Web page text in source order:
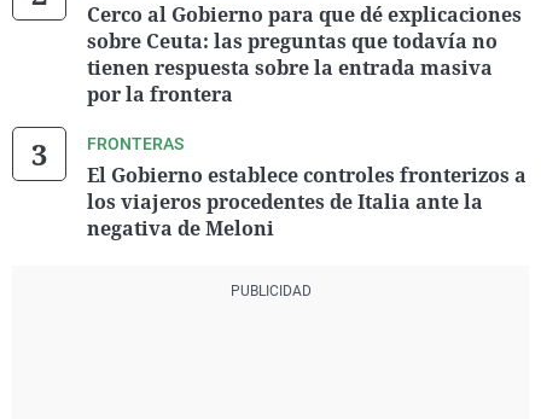
Cerco al Gobierno para que dé explicaciones
sobre Ceuta: las preguntas que todavía no
tienen respuesta sobre la entrada masiva
por la frontera
FRONTERAS
El Gobierno establece controles fronterizos a
los viajeros procedentes de Italia ante la
negativa de Meloni